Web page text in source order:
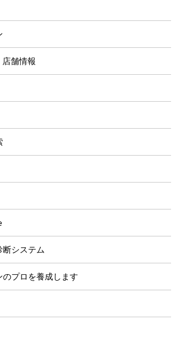
舗情報
システム
プロを養成します